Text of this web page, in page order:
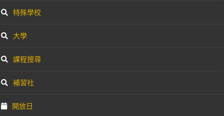
特殊學校
大學
課程搜尋
補習社
開放日